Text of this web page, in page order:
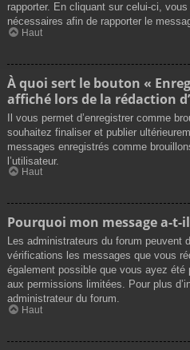
rapporter. En cliquant sur celui-ci,
nécessaires afin de rapporter le
Haut
À quoi sert le bouton «
affiché lors de la rédaction
Il vous permet d’enregistrer comme
souhaitez finaliser et publier
messages enregistrés comme
l’utilisateur.
Haut
Pourquoi mon message a-t-
Les administrateurs du forum peuvent
vérifications les messages que vous
également possible que vous ayez été
aux permissions limitées. Pour plus
administrateur du forum.
Haut